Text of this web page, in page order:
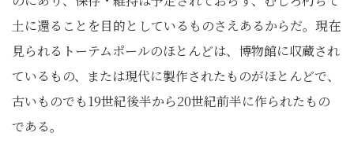
土に還ることを目的としているものさえあるからだ。現在
見られるトーテムポールのほとんどは、博物館に収蔵され
ているもの、または現代に製作されたものがほとんどで、
古いものでも19世紀後半から20世紀前半に作られたもの
である。